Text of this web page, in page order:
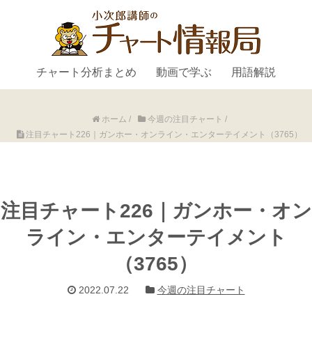
チャート分析まとめ 動画で学ぶ 用語解説
ホーム / 今週の注目チャート /
注目チャート226｜ガンホー・オンライン・エンターテイメント（3765）
注目チャート226｜ガンホー・オン
ライン・エンターテイメント
（3765）
2022.07.22 今週の注目チャート